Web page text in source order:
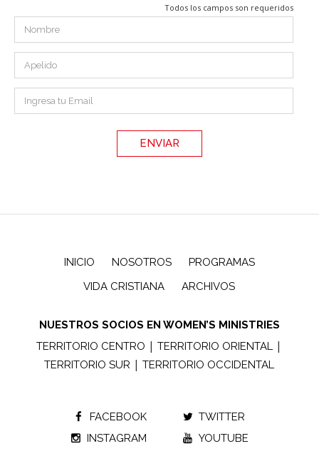
Todos los campos son requeridos
INICIO NOSOTROS
PROGRAMAS
VIDA CRISTIANA
ARCHIVOS
NUESTROS SOCIOS EN WOMEN’S MINISTRIES
TERRITORIO CENTRO |TERRITORIO ORIENTAL |
TERRITORIO SUR |TERRITORIO OCCIDENTAL
FACEBOOK
TWITTER
INSTAGRAM
YOUTUBE